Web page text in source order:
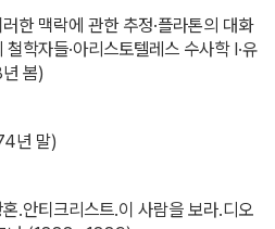
한 맥락에 관한 추정·플라톤의 대화
학자들·아리스토텔레스 수사학 I·유
봄)
년 말)
.안티크리스트.이 사람을 보라.디오